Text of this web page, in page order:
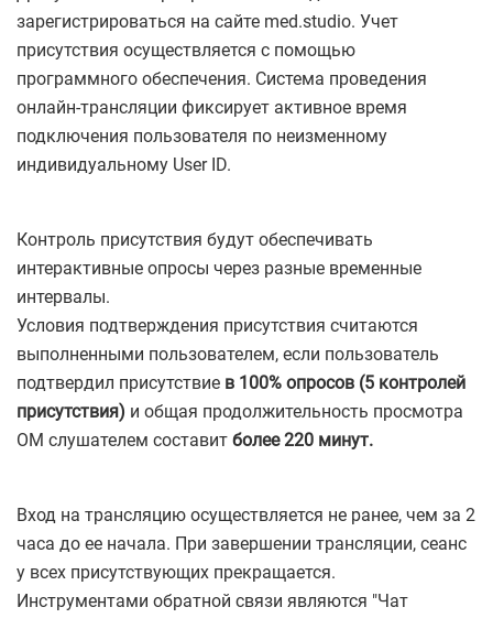
зарегистрироваться на сайте med.studio. Учет
присутствия осуществляется с помощью
программного обеспечения. Система проведения
онлайн-трансляции фиксирует активное время
подключения пользователя по неизменному
индивидуальному User ID.
Контроль присутствия будут обеспечивать
интерактивные опросы через разные временные
интервалы.
Условия подтверждения присутствия считаются
выполненными пользователем, если пользователь
подтвердил присутствие в 100% опросов (5 контролей
присутствия) и общая продолжительность просмотра
ОМ слушателем составит более 220 минут.
Вход на трансляцию осуществляется не ранее, чем за 2
часа до ее начала. При завершении трансляции, сеанс
у всех присутствующих прекращается.
Инструментами обратной связи являются "Чат